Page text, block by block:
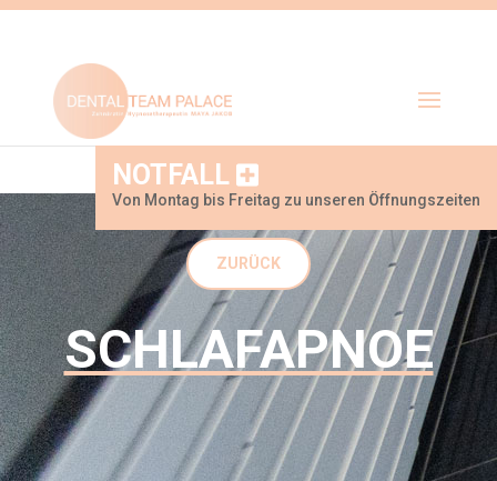
NOTFALL
Von Montag bis Freitag zu unseren Öffnungszeiten
ZURÜCK
SCHLAFAPNOE